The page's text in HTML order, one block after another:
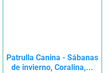
Patrulla Canina - Sábanas
de invierno, Coralina,...